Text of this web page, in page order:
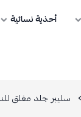
أحذية نسائية
سليبر جلد مغلق